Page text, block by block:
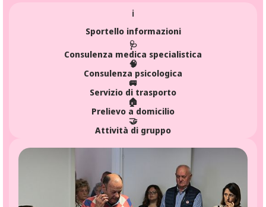
ℹ️
Sportello informazioni
🩺
Consulenza medica specialistica
🧠
Consulenza psicologica
🚐
Servizio di trasporto
🏠
Prelievo a domicilio
🤝
Attività di gruppo